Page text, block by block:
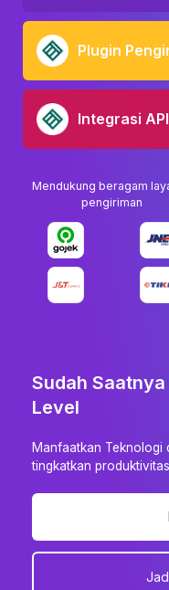
Plugin
Integrasi
Mendukung beragam
pengiriman
Sudah
Level
Manfaatkan Teknologi
tingkatkan